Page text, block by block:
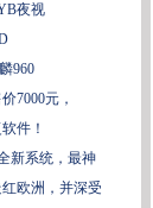
夜视
960
7000元，
件！
新系统，最神
欧洲，并深受